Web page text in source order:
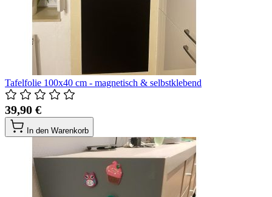
Tafelfolie 100x40 cm - magnetisch & selbstklebend
39,90 €
In den Warenkorb